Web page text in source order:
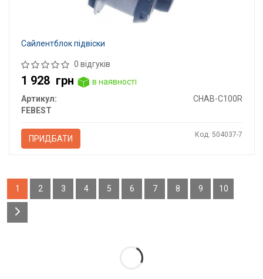
Сайлентблок підвіски
0 відгуків
1 928 грн
в наявності
Артикул:
CHAB-C100R
FEBEST
ПРИДБАТИ Код: 504037-7
1 2 3 4 5 6 7 8 9 10